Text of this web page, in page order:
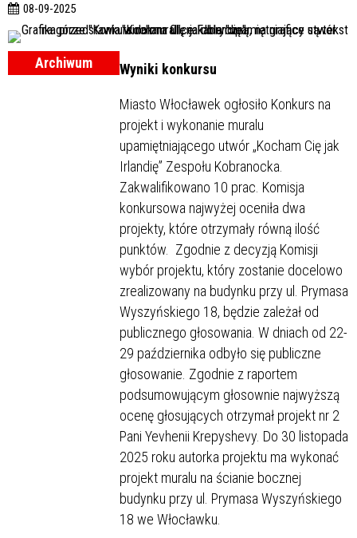
08-09-2025
Archiwum Wyniki konkursu
Miasto Włocławek ogłosiło Konkurs na
projekt i wykonanie muralu
upamiętniającego utwór „Kocham Cię jak
Irlandię” Zespołu Kobranocka.
Zakwalifikowano 10 prac. Komisja
konkursowa najwyżej oceniła dwa
projekty, które otrzymały równą ilość
punktów. Zgodnie z decyzją Komisji
wybór projektu, który zostanie docelowo
zrealizowany na budynku przy ul. Prymasa
Wyszyńskiego 18, będzie zależał od
publicznego głosowania. W dniach od 22-
29 października odbyło się publiczne
głosowanie. Zgodnie z raportem
podsumowującym głosownie najwyższą
ocenę głosujących otrzymał projekt nr 2
Pani Yevhenii Krepyshevy. Do 30 listopada
2025 roku autorka projektu ma wykonać
projekt muralu na ścianie bocznej
budynku przy ul. Prymasa Wyszyńskiego
18 we Włocławku.